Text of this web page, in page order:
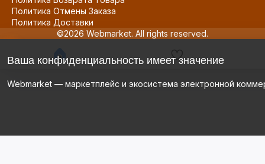
Политика Отмены Заказа
Политика Доставки
©2026 Webmarket. All rights reserved.
Ваша конфиденциальность имеет значение
Webmarket — маркетплейс и экосистема электронной